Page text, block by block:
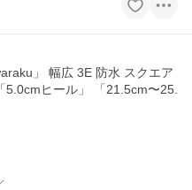
」 幅広 3E 防水 スクエア
5.0cmヒール」 「21.5cm〜25.